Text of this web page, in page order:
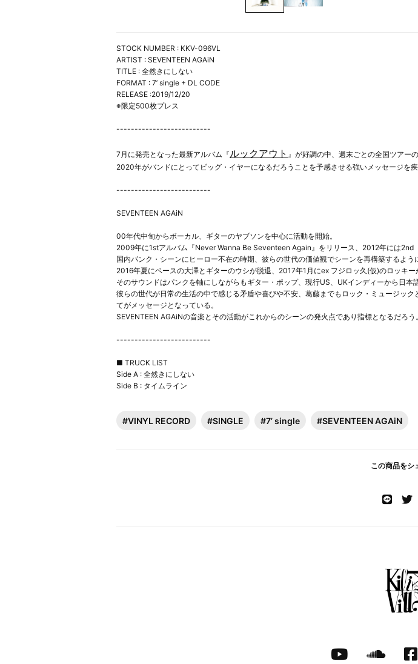
STOCK NUMBER : KKV-096VL
ARTIST : SEVENTEEN AGAiN
TITLE : 全然きにしない
FORMAT : 7’ single + DL CODE
RELEASE :2019/12/20
※限定500枚プレス
--------------------------
7月に発売となった最新アルバム『ルックアウト 』が好調の中、週末ごとの全国ツアー
2020年がバンドにとってビッグ・イヤーになるだろうことを予感させる強いメッセージを
--------------------------
SEVENTEEN AGAiN
00年代中旬からボーカル、ギターのヤブソンを中心に活動を開始。
2009年に1stアルバム『Never Wanna Be Seventeen Again』をリリース、2012年には2nd
国内パンク・シーンにヒーロー不在の時期、彼らの世代の価値観でシーンを再構築するよ
2016年夏にベースの大澤とギターのウシが脱退、2017年1月にex フジロッ久(仮)のロッキー
そのサウンドはパンクを軸にしながらもギター・ポップ、現行US、UKインディーから日本
彼らの世代が日常の生活の中で感じる矛盾や喜びや不安、葛藤までもロック・ミュージッ
てがメッセージとなっている。
SEVENTEEN AGAiNの音楽とその活動がこれからのシーンの発火点であり指標となるだろう。
--------------------------
■ TRUCK LIST
Side A : 全然きにしない
Side B : タイムライン
#VINYL RECORD #SINGLE #7’ single #SEVENTEEN AGAiN
この商品をシ